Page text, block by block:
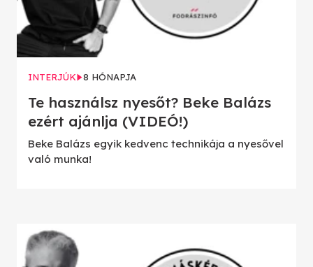
INTERJÚK 8 HÓNAPJA
Te használsz nyesőt? Beke Balázs
ezért ajánlja (VIDEÓ!)
Beke Balázs egyik kedvenc technikája a nyesővel
való munka!